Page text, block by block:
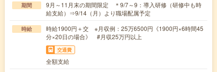
期間
9月～11月末の期間限定 ＊9/7～9：導入研修（研修中も時
給支給）⇒9/14（月）より職場配属予定
時給
時給1900円＋交 ※月収例：25万6500円《1900円×6時間45
分×20日の場合》 #月収25万円以上
交通費
全額支給